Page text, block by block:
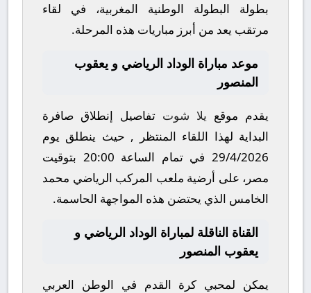
بطولة البطولة الوطنية المغربية، في لقاء
مرتقب يعد من أبرز مباريات هذه المرحلة.
موعد مباراة الوداد الرياضي و يعقوب
المنصور
يقدم موقع يلا شوت تفاصيل إنطلاق صافرة
البداية لهذا اللقاء المنتظر , حيث ينطلق يوم
29/4/2026في تمام الساعة 20:00 بتوقيت
مصر، على أرضية ملعب المركب الرياضي محمد
الخامس الذي يحتضن هذه المواجهة الحاسمة.
القناة الناقلة لمباراة الوداد الرياضي و
يعقوب المنصور
يمكن لمحبي كرة القدم في الوطن العربي